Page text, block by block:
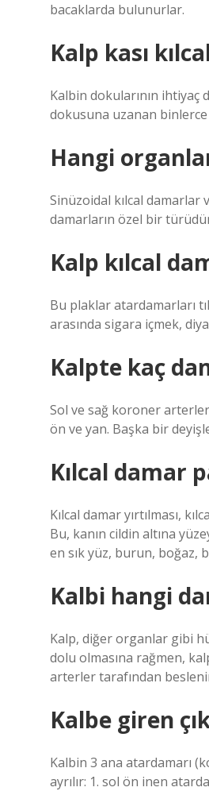
bacaklarda bulunurlar.
Kalp kası
Kalbin dokularının
dokusuna uzanan binlerce
Hangi
Sinüzoidal kılcal damarlar
damarların özel bir
Kalp kılcal
Bu plaklar atardamarları
arasında sigara içmek,
Kalpte kaç
Sol ve sağ koroner
ön ve yan. Başka bir
Kılcal damar
Kılcal damar yırtılması,
Bu, kanın cildin altına
en sık yüz, burun, boğaz,
Kalbi hangi
Kalp, diğer organlar gibi
dolu olmasına rağmen,
arterler tarafından
Kalbe giren
Kalbin 3 ana atardamarı
ayrılır: 1. sol ön inen